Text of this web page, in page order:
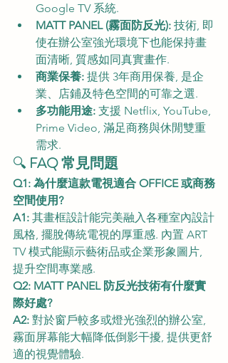
Google TV 系統.
MATT PANEL (霧面防反光): 技術, 即
使在辦公室強光環境下也能保持畫
面清晰, 質感如同真實畫作.
商業保養: 提供 3年商用保養, 是企
業、店鋪及特色空間的可靠之選.
多功能用途: 支援 Netflix, YouTube,
Prime Video, 滿足商務與休閒雙重
需求.
🔍 FAQ 常見問題
Q1: 為什麼這款電視適合 OFFICE 或商務
空間使用?
A1: 其畫框設計能完美融入各種室內設計
風格, 擺脫傳統電視的厚重感. 內置 ART
TV 模式能顯示藝術品或企業形象圖片,
提升空間專業感.
Q2: MATT PANEL 防反光技術有什麼實
際好處?
A2: 對於窗戶較多或燈光強烈的辦公室,
霧面屏幕能大幅降低倒影干擾, 提供更舒
適的視覺體驗.